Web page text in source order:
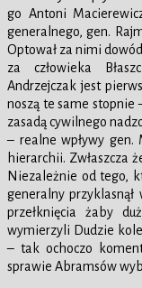
go Antoni
generalnego, gen.
Optował za nimi
za człowieka
Andrzejczak jest
noszą te same stopnie
zasadą cywilnego
– realne wpływy
hierarchii. Zwłaszcza
Niezależnie od tego,
generalny
przełknięcia żaby
wymierzyli Dudzie
– tak ochoczo
sprawie Abramsów